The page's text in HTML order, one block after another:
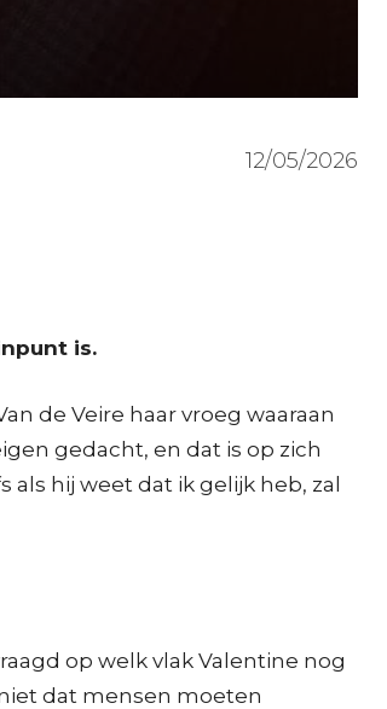
12/05/2026
is.
de Veire haar vroeg waaraan
gedacht, en dat is op zich
hij weet dat ik gelijk heb, zal
op welk vlak Valentine nog
dat mensen moeten